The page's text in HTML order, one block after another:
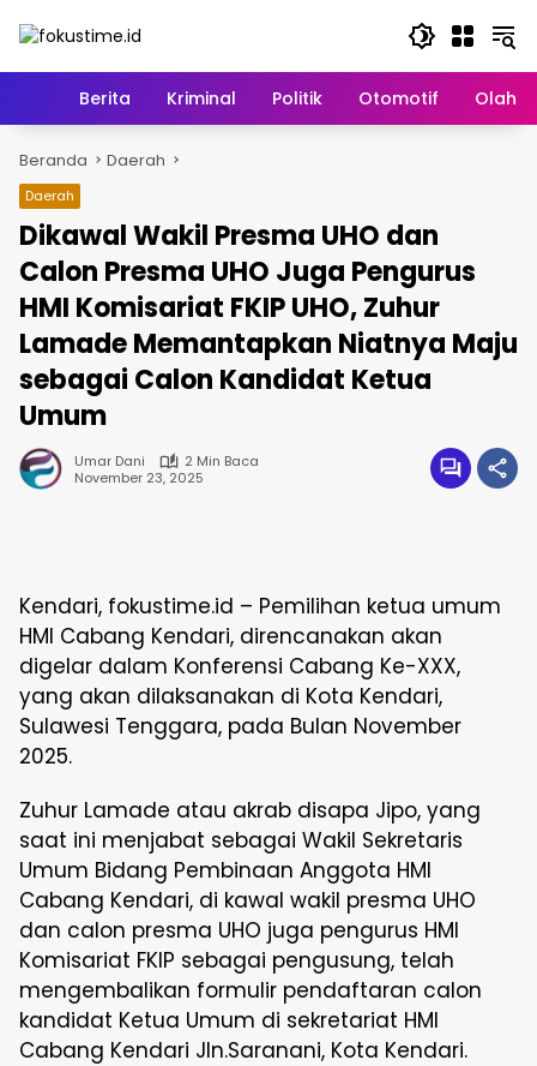
HomeBerita Kriminal Politik Otomotif
Beranda Daerah
Daerah
Dikawal Wakil Presma UHO dan
Calon Presma UHO Juga Pengurus
HMI Komisariat FKIP UHO, Zuhur
Lamade Memantapkan Niatnya Maju
sebagai Calon Kandidat Ketua
Umum
Umar Dani
2 Min Baca
November 23, 2025
Kendari, fokustime.id – Pemilihan ketua umum
HMI Cabang Kendari, direncanakan akan
digelar dalam Konferensi Cabang Ke-XXX,
yang akan dilaksanakan di Kota Kendari,
Sulawesi Tenggara, pada Bulan November
2025.
Zuhur Lamade atau akrab disapa Jipo, yang
saat ini menjabat sebagai Wakil Sekretaris
Umum Bidang Pembinaan Anggota HMI
Cabang Kendari, di kawal wakil presma UHO
dan calon presma UHO juga pengurus HMI
Komisariat FKIP sebagai pengusung, telah
mengembalikan formulir pendaftaran calon
kandidat Ketua Umum di sekretariat HMI
Cabang Kendari Jln.Saranani, Kota Kendari.